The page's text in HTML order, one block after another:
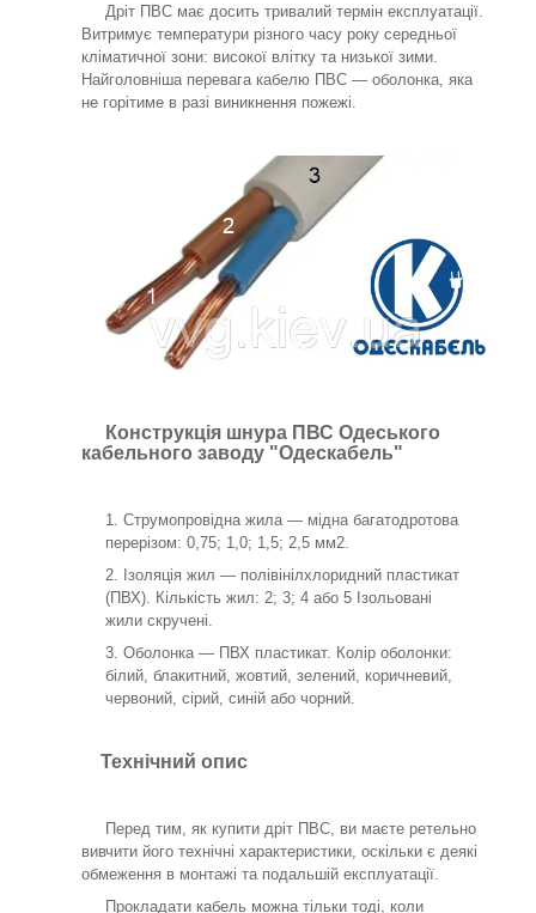
Дріт ПВС має досить тривалий термін експлуатації.
Витримує температури різного часу року середньої
кліматичної зони: високої влітку та низької зими.
Найголовніша перевага кабелю ПВС — оболонка, яка
не горітиме в разі виникнення пожежі.
Конструкція шнура ПВС Одеського
кабельного заводу "Одескабель"
Струмопровідна жила — мідна багатодротова
перерізом: 0,75; 1,0; 1,5; 2,5 мм2.
Ізоляція жил — полівінілхлоридний пластикат
(ПВХ). Кількість жил: 2; 3; 4 або 5 Ізольовані
жили скручені.
Оболонка — ПВХ пластикат. Колір оболонки:
білий, блакитний, жовтий, зелений, коричневий,
червоний, сірий, синій або чорний.
Технічний опис
Перед тим, як купити дріт ПВС, ви маєте ретельно
вивчити його технічні характеристики, оскільки є деякі
обмеження в монтажі та подальшій експлуатації.
Прокладати кабель можна тільки тоді, коли